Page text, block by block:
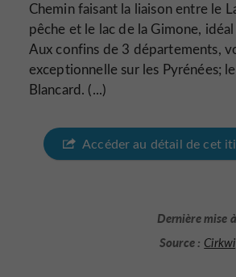
Chemin faisant la liaison entre le
pêche et le lac de la Gimone,
Aux confins de 3 départements,
exceptionnelle sur les Pyrénées;
Blancard. (...)
Accéder au détail de cet
Dernière mise
Source : Cirkwi